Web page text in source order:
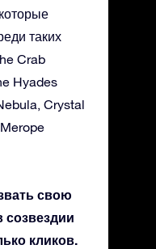
таких
Crab
Hyades
Crystal
свою
созвездии
кликов.